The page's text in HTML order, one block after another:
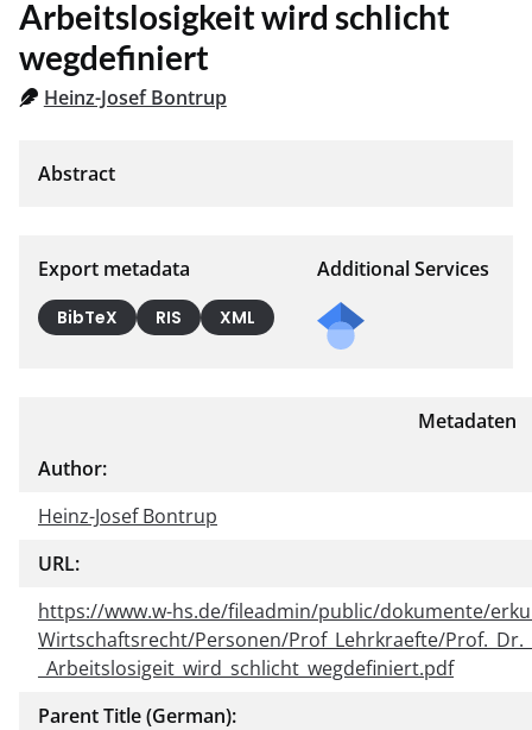
Arbeitslosigkeit wird schlicht
wegdefiniert
Heinz-Josef Bontrup
Export metadata
BibTeX RIS XML
Additional Services
Metadaten
Author:
Heinz-Josef Bontrup
URL:
https://www.w-hs.de/fileadmin/public/dokumente/
Wirtschaftsrecht/Personen/Prof_Lehrkraefte/
_Arbeitslosigeit_wird_schlicht_wegdefiniert.pdf
Parent Title (German):